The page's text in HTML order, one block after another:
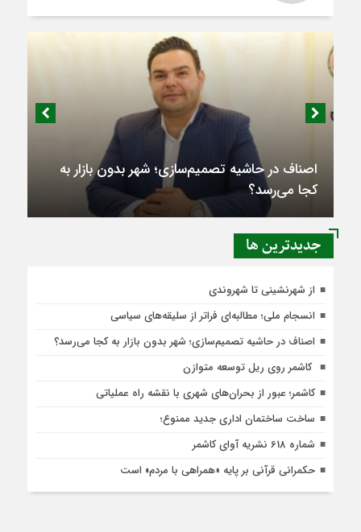
اصناف در حاشیه تصمیم‌سازی؛ شهر بدون بازار به
کجا می‌رسد؟
جديدترين ها
از شهرنشینی تا شهروندی
انسجام ملی؛ مطالبه‌ای فراتر از سلیقه‌های سیاسی
اصناف در حاشیه تصمیم‌سازی؛ شهر بدون بازار به کجا می‌رسد؟
کاشمر روی ریل توسعه متوازن
کاشمر؛ عبور از بحران‌های شهری با نقشه راه عملیاتی
ساخت ساختمان اداری جدید ممنوع؛
شماره 618 نشریه آوای کاشمر
حکمرانی قرآنی بر پایه «همراهی با مردم» است